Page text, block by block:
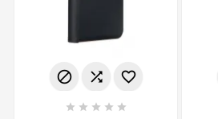
  
    